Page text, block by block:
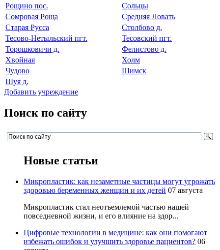
Рощино пос.
Сольцы
Сомровая Роща
Средняя Ловать
Старая Русса
Столбово д.
Тесово-Нетыльский пгт.
Тесовский пгт.
Торошковичи д.
Фелистово д.
Хвойная
Холм
Чудово
Шимск
Шуя д.
Добавить учреждение
Поиск по сайту
Новые статьи
Микропластик: как незаметные частицы могут угрожать
здоровью беременных женщин и их детей 07 августа
Микропластик стал неотъемлемой частью нашей
повседневной жизни, и его влияние на здор...
Цифровые технологии в медицине: как они помогают
избежать ошибок и улучшить здоровье пациентов? 06